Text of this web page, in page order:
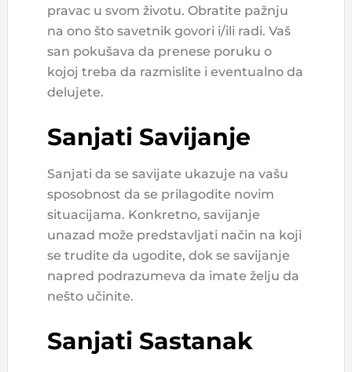
pravac u svom životu. Obratite pažnju
na ono što savetnik govori i/ili radi. Vaš
san pokušava da prenese poruku o
kojoj treba da razmislite i eventualno da
delujete.
Sanjati Savijanje
Sanjati da se savijate ukazuje na vašu
sposobnost da se prilagodite novim
situacijama. Konkretno, savijanje
unazad može predstavljati način na koji
se trudite da ugodite, dok se savijanje
napred podrazumeva da imate želju da
nešto učinite.
Sanjati Sastanak